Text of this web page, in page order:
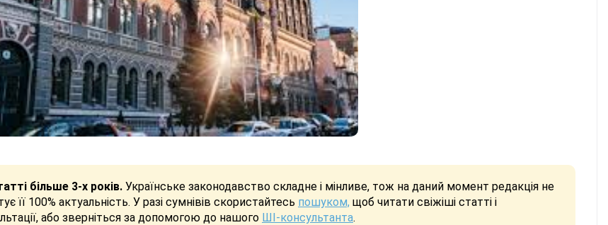
більше 3-х років. Українське законодавство складне і мінливе, тож на даний момент редакція не
її 100% актуальність. У разі сумнівів скористайтесь пошуком, щоб читати свіжіші статті і
або зверніться за допомогою до нашого ШІ-консультанта.